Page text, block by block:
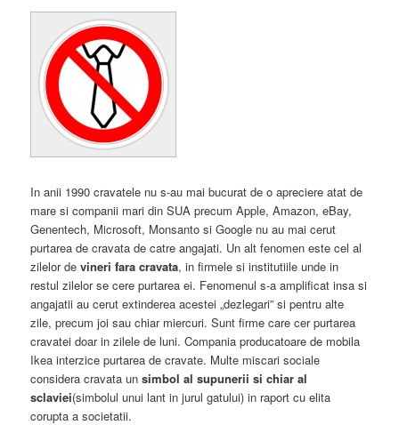
In anii 1990 cravatele nu s-au mai bucurat de o apreciere atat de
mare si companii mari din SUA precum Apple, Amazon, eBay,
Genentech, Microsoft, Monsanto si Google nu au mai cerut
purtarea de cravata de catre angajati. Un alt fenomen este cel al
zilelor devineri fara cravata, in firmele si institutiile unde in
restul zilelor se cere purtarea ei. Fenomenul s-a amplificat insa si
angajatii au cerut extinderea acestei „dezlegari” si pentru alte
zile, precum joi sau chiar miercuri. Sunt firme care cer purtarea
cravatei doar in zilele de luni. Compania producatoare de mobila
Ikea interzice purtarea de cravate. Multe miscari sociale
considera cravata unsimbol al supunerii si chiar al
sclaviei(simbolul unui lant in jurul gatului) in raport cu elita
corupta a societatii.